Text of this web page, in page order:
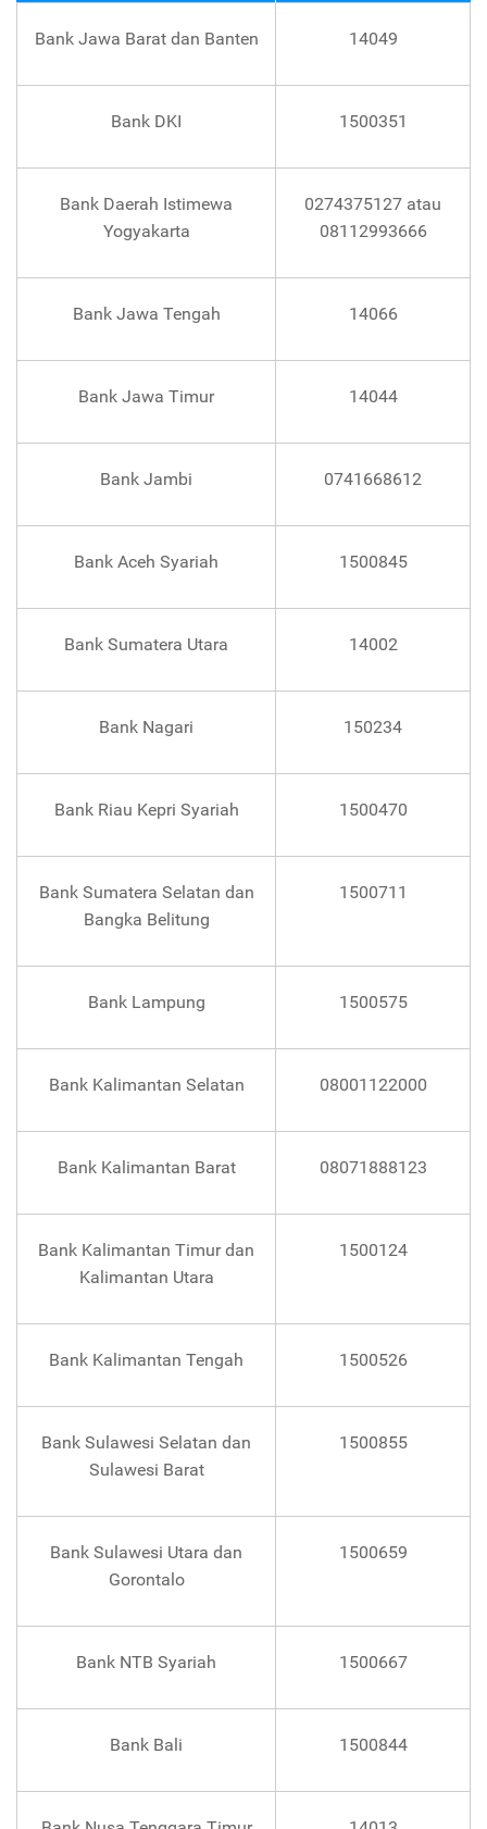
Bank Jawa Barat dan Banten 14049
Bank DKI 1500351
Bank Daerah Istimewa
Yogyakarta
0274375127 atau
08112993666
Bank Jawa Tengah 14066
Bank Jawa Timur 14044
Bank Jambi 0741668612
Bank Aceh Syariah 1500845
Bank Sumatera Utara 14002
Bank Nagari 150234
Bank Riau Kepri Syariah 1500470
Bank Sumatera Selatan dan
Bangka Belitung
1500711
Bank Lampung 1500575
Bank Kalimantan Selatan 08001122000
Bank Kalimantan Barat 08071888123
Bank Kalimantan Timur dan
Kalimantan Utara
1500124
Bank Kalimantan Tengah 1500526
Bank Sulawesi Selatan dan
Sulawesi Barat
1500855
Bank Sulawesi Utara dan
Gorontalo
1500659
Bank NTB Syariah 1500667
Bank Bali 1500844